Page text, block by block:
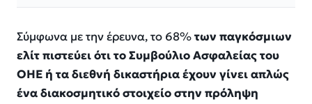
Σύμφωνα με την έρευνα, το 68%των παγκόσμιων
ελίτ πιστεύει ότι το Συμβούλιο Ασφαλείας του
ΟΗΕ ή τα διεθνή δικαστήρια έχουν γίνει απλώς
ένα διακοσμητικό στοιχείο στην πρόληψη